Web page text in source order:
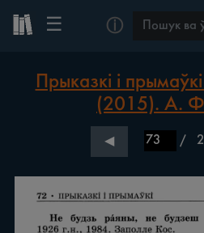
☰ ⓘ
Прыказкі і
(2015). А.
◀ /